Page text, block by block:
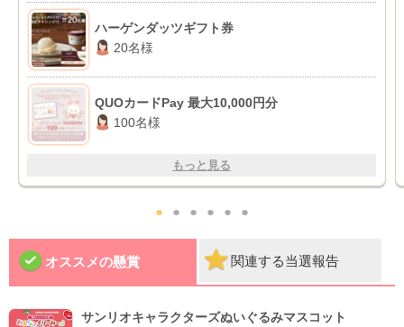
ハーゲンダッツギフト券
20名様
QUOカードPay 最大10,000円分
100名様
もっと見る
● ● ● ● ● ●
オススメの懸賞 関連する当選報告
サンリオキャラクターズぬいぐるみマスコット